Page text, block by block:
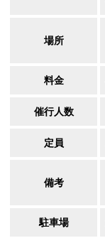
場所
料金
催行人数
定員
備考
駐車場